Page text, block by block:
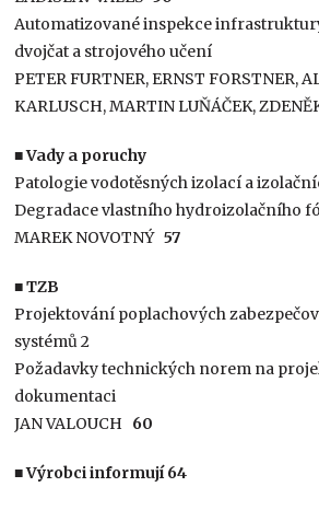
Automatizované inspekce
dvojčat a strojového učení
PETER FURTNER, ERNST FORSTNER,
KARLUSCH, MARTIN LUŇÁČEK,
■ Vady a poruchy
Patologie vodotěsných izolací a
Degradace vlastního hydroizolačního
MAREK NOVOTNÝ57
■ TZB
Projektování poplachových
systémů 2
Požadavky technických norem na
dokumentaci
JAN VALOUCH 60
■ Výrobci informují 64